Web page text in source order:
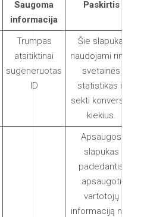
Saugoma
informacija
Paskirtis
Trumpas
atsitiktinai
sugeneruotas
ID
Šie slapukai
naudojami rinkti
svetainės
statistikas ir
sekti konversijų
kiekius.
Apsaugos
slapukas
padedantis
apsaugoti
vartotojų
informaciją nuo